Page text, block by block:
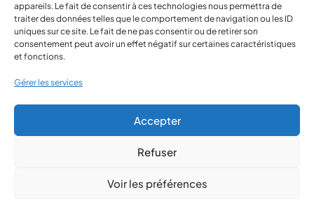
appareils. Le fait de consentir à ces technologies nous permettra de
traiter des données telles que le comportement de navigation ou les ID
uniques sur ce site. Le fait de ne pas consentir ou de retirer son
consentement peut avoir un effet négatif sur certaines caractéristiques
et fonctions.
Gérer les services
Accepter
Refuser
Voir les préférences